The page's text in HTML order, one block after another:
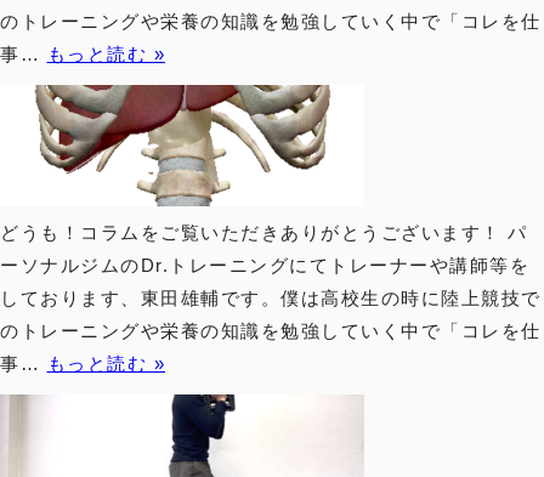
お問い合わせ
© 2021 NEXUS All Rights Reserved.
のトレーニングや栄養の知識を勉強していく中で「コレを仕
事…
もっと読む »
どうも！コラムをご覧いただきありがとうございます！ パ
ーソナルジムのDr.トレーニングにてトレーナーや講師等を
しております、東田雄輔です。僕は高校生の時に陸上競技で
のトレーニングや栄養の知識を勉強していく中で「コレを仕
事…
もっと読む »